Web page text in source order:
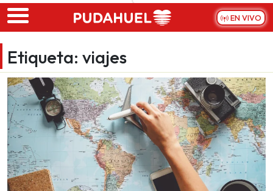
Skip to main content
EN VIVO
Etiqueta: viajes